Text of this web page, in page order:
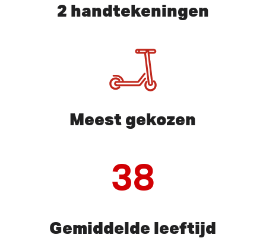
2 handtekeningen
Meest gekozen
38
Gemiddelde leeftijd